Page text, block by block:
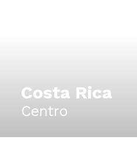
Costa Rica
Centro